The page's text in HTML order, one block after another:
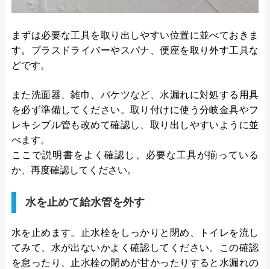
まずは必要な工具を取り出しやすい位置に並べておきま
す。プラスドライバーやスパナ、便座を取り外す工具な
どです。
また洗面器、雑巾、バケツなど、水漏れに対処する用具
を必ず準備してください。取り付けに使う分岐金具やフ
レキシブル管も改めて確認し、取り出しやすいように並
べます。
ここで説明書をよく確認し、必要な工具が揃っている
か、再度確認してください。
水を止めて給水管を外す
水を止めます。止水栓をしっかりと閉め、トイレを流し
てみて、水が出ないかよく確認してください。この確認
を怠ったり、止水栓の閉めが甘かったりすると水漏れの